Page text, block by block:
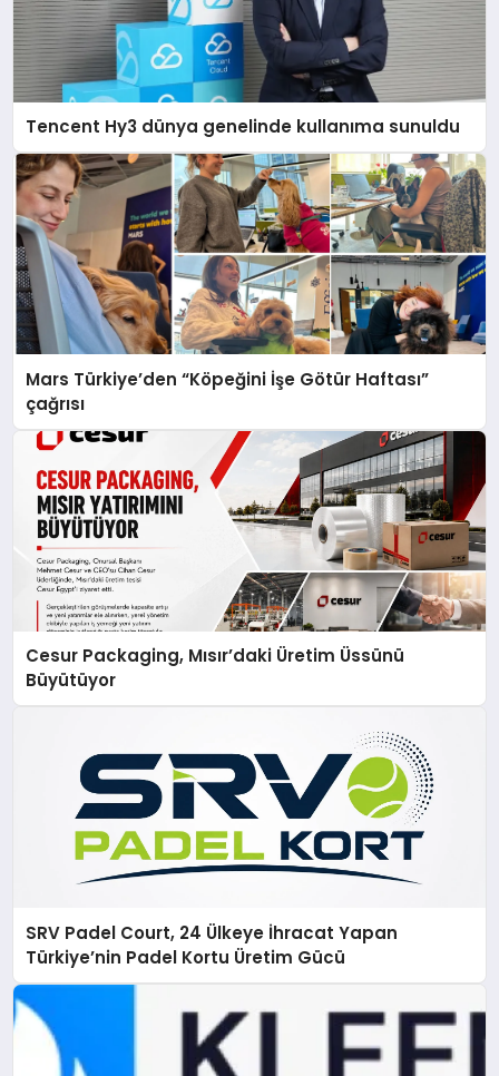
Tencent Hy3 dünya genelinde kullanıma sunuldu
Mars Türkiye’den “Köpeğini İşe Götür Haftası”
çağrısı
Cesur Packaging, Mısır’daki Üretim Üssünü
Büyütüyor
SRV Padel Court, 24 Ülkeye İhracat Yapan
Türkiye’nin Padel Kortu Üretim Gücü